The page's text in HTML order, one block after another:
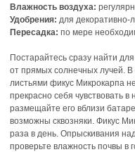
Влажность воздуха:
Удобрения: для декоративно-
Пересадка: по мере
Постарайтесь сразу найти для
от прямых солнечных лучей.
листьями фикус Микрокарпа
прекрасно себя чувствовать в
размещайте его вблизи
возможны сквозняки. Фикус
раза в день. Опрыскивания
проверьте влажность почвы